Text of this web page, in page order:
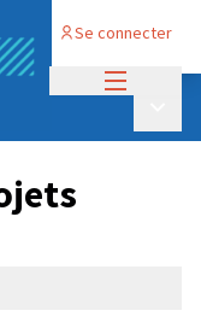
Se connecter